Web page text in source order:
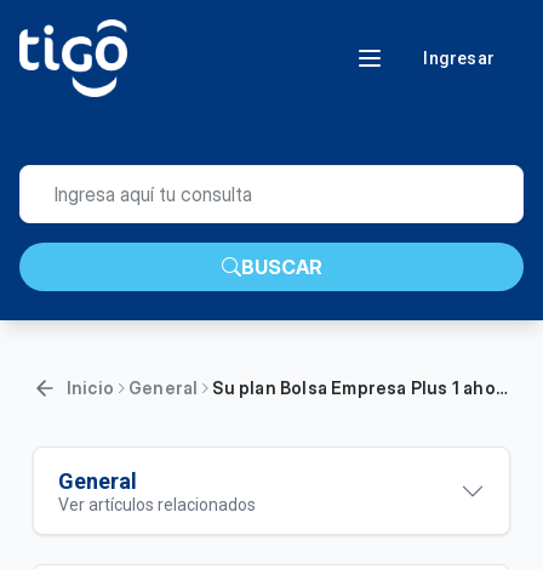
Ingresar
BUSCAR
Inicio General Su plan Bolsa Empresa Plus 1 ahora se llama Empresa + TV Medio y tiene más velocidad SIN COSTO ADICIONAL
General
Ver artículos relacionados
Oferta|Paquetigos ilimitados con Tethering